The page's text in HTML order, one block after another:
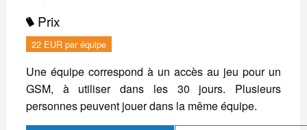
Prix
22 EUR par équipe
Une équipe correspond à un accès au jeu pour un
GSM, à utiliser dans les 30 jours. Plusieurs
personnes peuvent jouer dans la même équipe.